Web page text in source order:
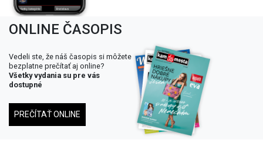
ONLINE ČASOPIS
Vedeli ste, že náš časopis si môžete
bezplatne prečítať aj online?
Všetky vydania su pre vás
dostupné
PREČÍTAŤ ONLINE